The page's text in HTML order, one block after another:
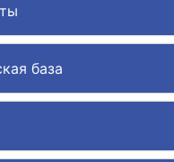
база